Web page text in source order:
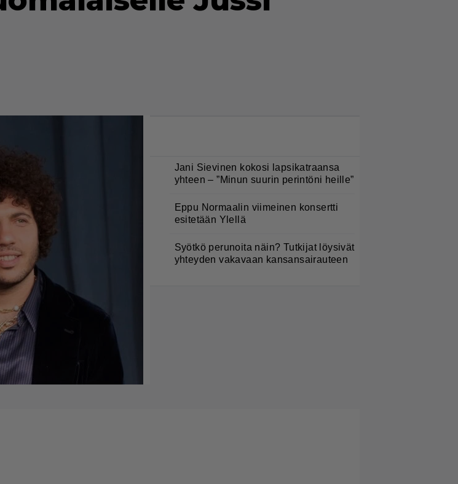
Jani Sievinen kokosi lapsikatraansa
yhteen – ”Minun suurin perintöni heille”
Eppu Normaalin viimeinen konsertti
esitetään Ylellä
Syötkö perunoita näin? Tutkijat löysivät
yhteyden vakavaan kansansairauteen